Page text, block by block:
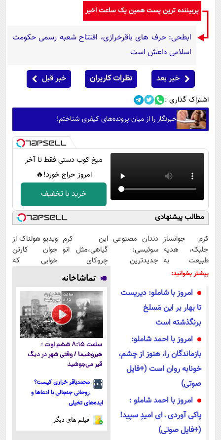
پربیننده ترین پست همین یک ساعت اخیر
ابطحی: حرف های باقرخرازی، افتتاح شعبه رسمی حکومت
اسلامی داعش است
خبر بعد نظرات کاربران خبر قبل
اشتراک گذاری :
خبرنگار را از میان پرونده‌های کیفری شناختم!
میخ کوب دستی فقط تا آخر
امروز حراج خورد!🔥
خرید با تخفیف
مطالب پیشنهادی
کرم جوانساز
جلبک، هدیه
طبیعت به
شما(خرید با
دندان مصنوعی
سوئیسی:
جدیدترین
پرداخت قسطی
این کرم
گیاهی،مثل اتو
چروکای
پوستتوصاف
میکنه!50%تخفیف
ویدیو هولناک از
جوان کارتن
خوابی که
بیشتر بخوانید:
امروز با شاملو: دیریست
تا بهار بر این مَسلخ
برنگذشته است
امروز با احمد شاملو:
بازماندگان را، هنوز از چشم،
خونابه روان است (+فایل
صوتی)
امروز با احمد شاملو :
پاکی آوردی ـ ای امیدِ سپید!
(+فایل صوتی)
تماشاخانه
ساعت ۸:۱۵ ششم اوت ؛
هیروشیما / وقتی شهر در دیگ
قیر می‌جوشید
محمدباقر خرازی کیست؟
روحانی جنجالی با ادعاها و
ایده‌های تخیلی
فیلم های دیگر